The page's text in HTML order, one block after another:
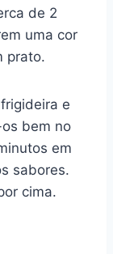
de 2
uma cor
prato.
e
bem no
em
sabores.
cima.